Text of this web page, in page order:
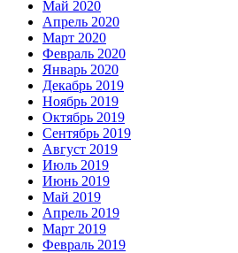
Май 2020
Апрель 2020
Март 2020
Февраль 2020
Январь 2020
Декабрь 2019
Ноябрь 2019
Октябрь 2019
Сентябрь 2019
Август 2019
Июль 2019
Июнь 2019
Май 2019
Апрель 2019
Март 2019
Февраль 2019